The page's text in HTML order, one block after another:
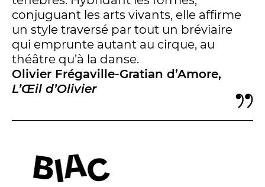
conjuguant les arts vivants, elle affirme
un style traversé par tout un bréviaire
qui emprunte autant au cirque, au
théâtre qu’à la danse.
Olivier Frégaville-Gratian d’Amore,
L’Œil d’Olivier